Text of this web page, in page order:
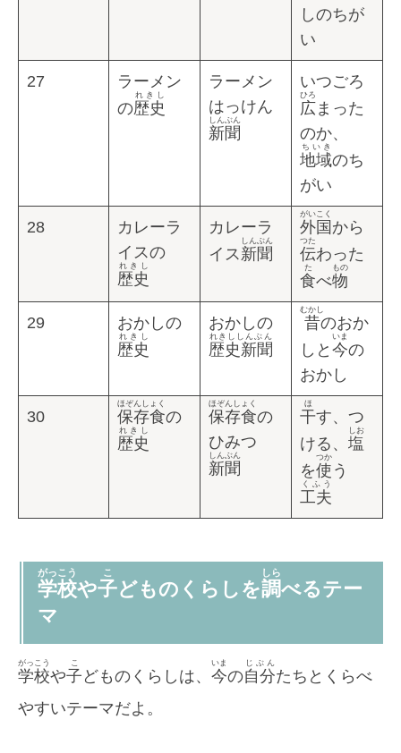
しのちが
い
27
ラーメン
の歴史
れきし
ラーメン
はっけん
新聞
しんぶん
いつごろ
広
ひろ
まった
のか、
地域
ちいき
のち
がい
28
カレーラ
イスの
歴史
れきし
カレーラ
イス新聞
しんぶん
外国
がいこく
から
伝
つた
わった
食
た
べ物
もの
29
おかしの
歴史
れきし
おかしの
歴史新聞
れきししんぶん
昔
むかし
のおか
しと 今
いま
の
おかし
30 保存食
ほぞんしょく
の
歴史
れきし
保存食
ほぞんしょく
の
ひみつ
新聞
しんぶん
干
ほ
す、つ
ける、 塩
しお
を使
つか
う
工夫
くふう
学校
がっこう
や子
こ
どものくらしを調
しら
べるテー
マ
学校
がっこう
や子
こ
どものくらしは、 今
いま
の自分
じぶん
たちとくらべ
やすいテーマだよ。